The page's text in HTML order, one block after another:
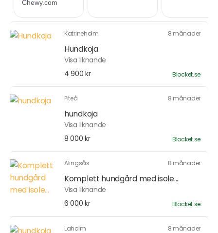
Katrineholm 8 månader
Hundkoja
Visa liknande
4 900 kr
Blocket.se
Piteå 8 månader
hundkoja
Visa liknande
8 000 kr
Blocket.se
Alingsås 8 månader
Komplett hundgård med isole...
Visa liknande
6 000 kr
Blocket.se
Laholm 8 månader